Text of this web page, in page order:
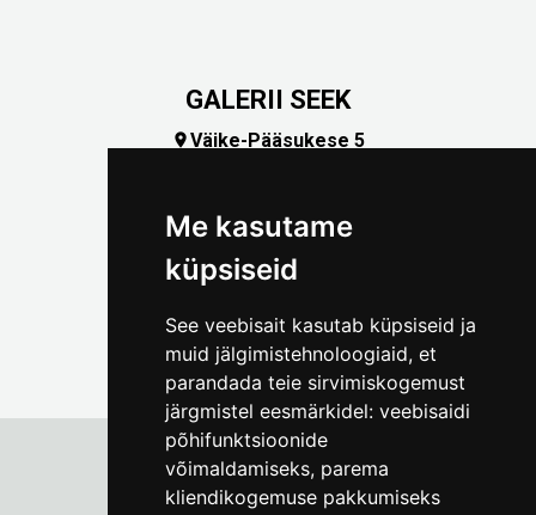
Me kasutame
küpsiseid
See veebisait kasutab küpsiseid ja
muid jälgimistehnoloogiaid, et
parandada teie sirvimiskogemust
järgmistel eesmärkidel: veebisaidi
põhifunktsioonide
võimaldamiseks, parema
kliendikogemuse pakkumiseks
GALERII SEEK
Väike-Pääsukese 5
Tallinna Linnamuuseum